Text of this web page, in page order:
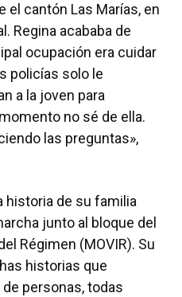
el cantón Las Marías, en
Regina acababa de
ocupación era cuidar
policías solo le
a la joven para
no sé de ella.
las preguntas»,
historia de su familia
junto al bloque del
Régimen (MOVIR). Su
historias que
personas, todas